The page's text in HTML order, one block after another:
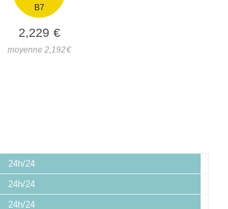
B7
2,229 €
moyenne 2,192€
24h/24
24h/24
24h/24